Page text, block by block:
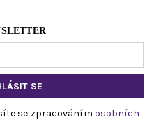
se zpracováním osobních